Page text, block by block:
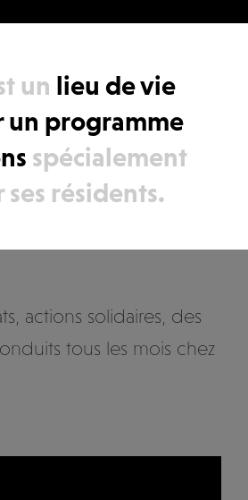
un lieu de vie
un programme
spécialement
résidents.
actions solidaires, des
tous les mois chez